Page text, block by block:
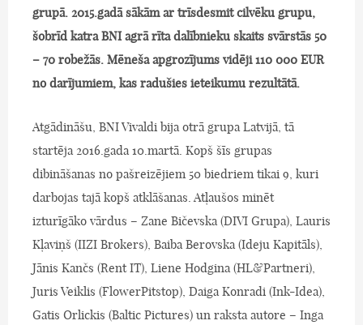
grupā. 2015.gadā sākām ar trīsdesmit cilvēku grupu,
šobrīd katra BNI agrā rīta dalībnieku skaits svārstās 50
– 70 robežās. Mēneša apgrozījums vidēji 110 000 EUR
no darījumiem, kas radušies ieteikumu rezultātā.
Atgādināšu, BNI Vivaldi bija otrā grupa Latvijā, tā
startēja 2016.gada 10.martā. Kopš šīs grupas
dibināšanas no pašreizējiem 50 biedriem tikai 9, kuri
darbojas tajā kopš atklāšanas. Atļaušos minēt
izturīgāko vārdus – Zane Bičevska (DIVI Grupa), Lauris
Kļaviņš (IIZI Brokers), Baiba Berovska (Ideju Kapitāls),
Jānis Kančs (Rent IT), Liene Hodgina (HL&Partneri),
Juris Veiklis (FlowerPitstop), Daiga Konradi (Ink-Idea),
Gatis Orlickis (Baltic Pictures) un raksta autore – Inga